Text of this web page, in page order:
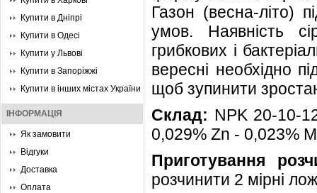
Купити в Дніпрі
Купити в Одесі
Купити у Львові
Купити в Запоріжжі
Купити в інших містах України
ІНФОРМАЦІЯ
Як замовити
Відгуки
Доставка
Оплата
Газон (весна-літо)
умов. Наявність
грибкових і
вересні необхідно
щоб зупинити
Склад: NPK 20-10-
0,029% Zn - 0,023%
Приготування
розчинити 2 мірні